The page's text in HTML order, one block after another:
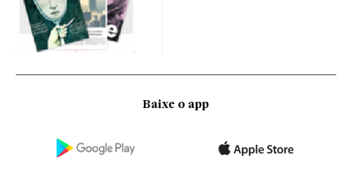
Baixe o app